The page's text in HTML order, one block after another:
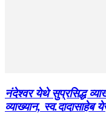
नंदेश्वर येथे सुप्रसिद्ध
व्याख्यान, स्व.दादासाहेब